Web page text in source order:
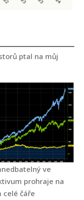
ptal na můj
ve
prohraje na
celé čáře